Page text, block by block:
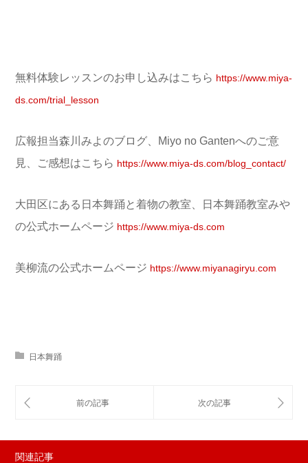
無料体験レッスンのお申し込みはこちら https://www.miya-
ds.com/trial_lesson
広報担当森川みよのブログ、Miyo no Gantenへのご意
見、ご感想はこちら https://www.miya-ds.com/blog_contact/
大田区にある日本舞踊と着物の教室、日本舞踊教室みや
の公式ホームページ https://www.miya-ds.com
美柳流の公式ホームページ https://www.miyanagiryu.com
日本舞踊
関連記事